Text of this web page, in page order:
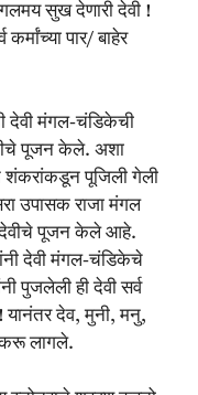
सुख देणारी देवी !
पार/ बाहेर
देवी मंगल-चंडिकेची
पूजन केले. अशा
शंकरांकडून पूजिली गेली
उपासक राजा मंगल
देवीचे पूजन केले आहे.
देवी मंगल-चंडिकेचे
पुजलेली ही देवी सर्व
यानंतर देव, मुनी, मनु,
करू लागले.